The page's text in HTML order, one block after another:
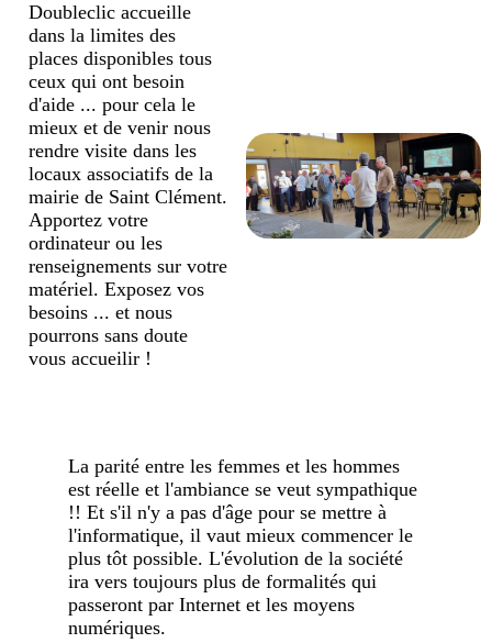
Doubleclic accueille
dans la limites des
places disponibles tous
ceux qui ont besoin
d'aide ... pour cela le
mieux et de venir nous
rendre visite dans les
locaux associatifs de la
mairie de Saint Clément.
Apportez votre
ordinateur ou les
renseignements sur votre
matériel. Exposez vos
besoins ... et nous
pourrons sans doute
vous accueilir !
La parité entre les femmes et les hommes
est réelle et l'ambiance se veut sympathique
!! Et s'il n'y a pas d'âge pour se mettre à
l'informatique, il vaut mieux commencer le
plus tôt possible. L'évolution de la société
ira vers toujours plus de formalités qui
passeront par Internet et les moyens
numériques.